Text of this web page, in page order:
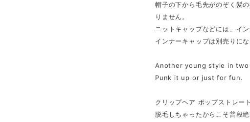
帽子の下から毛先がのぞく髪
りません。
ニットキャップなどには、イ
インナーキャップは別売りに
Another young style in
Punk it up or just for fun.
クリップヘア ポップストレー
脱毛しちゃったからこそ普段